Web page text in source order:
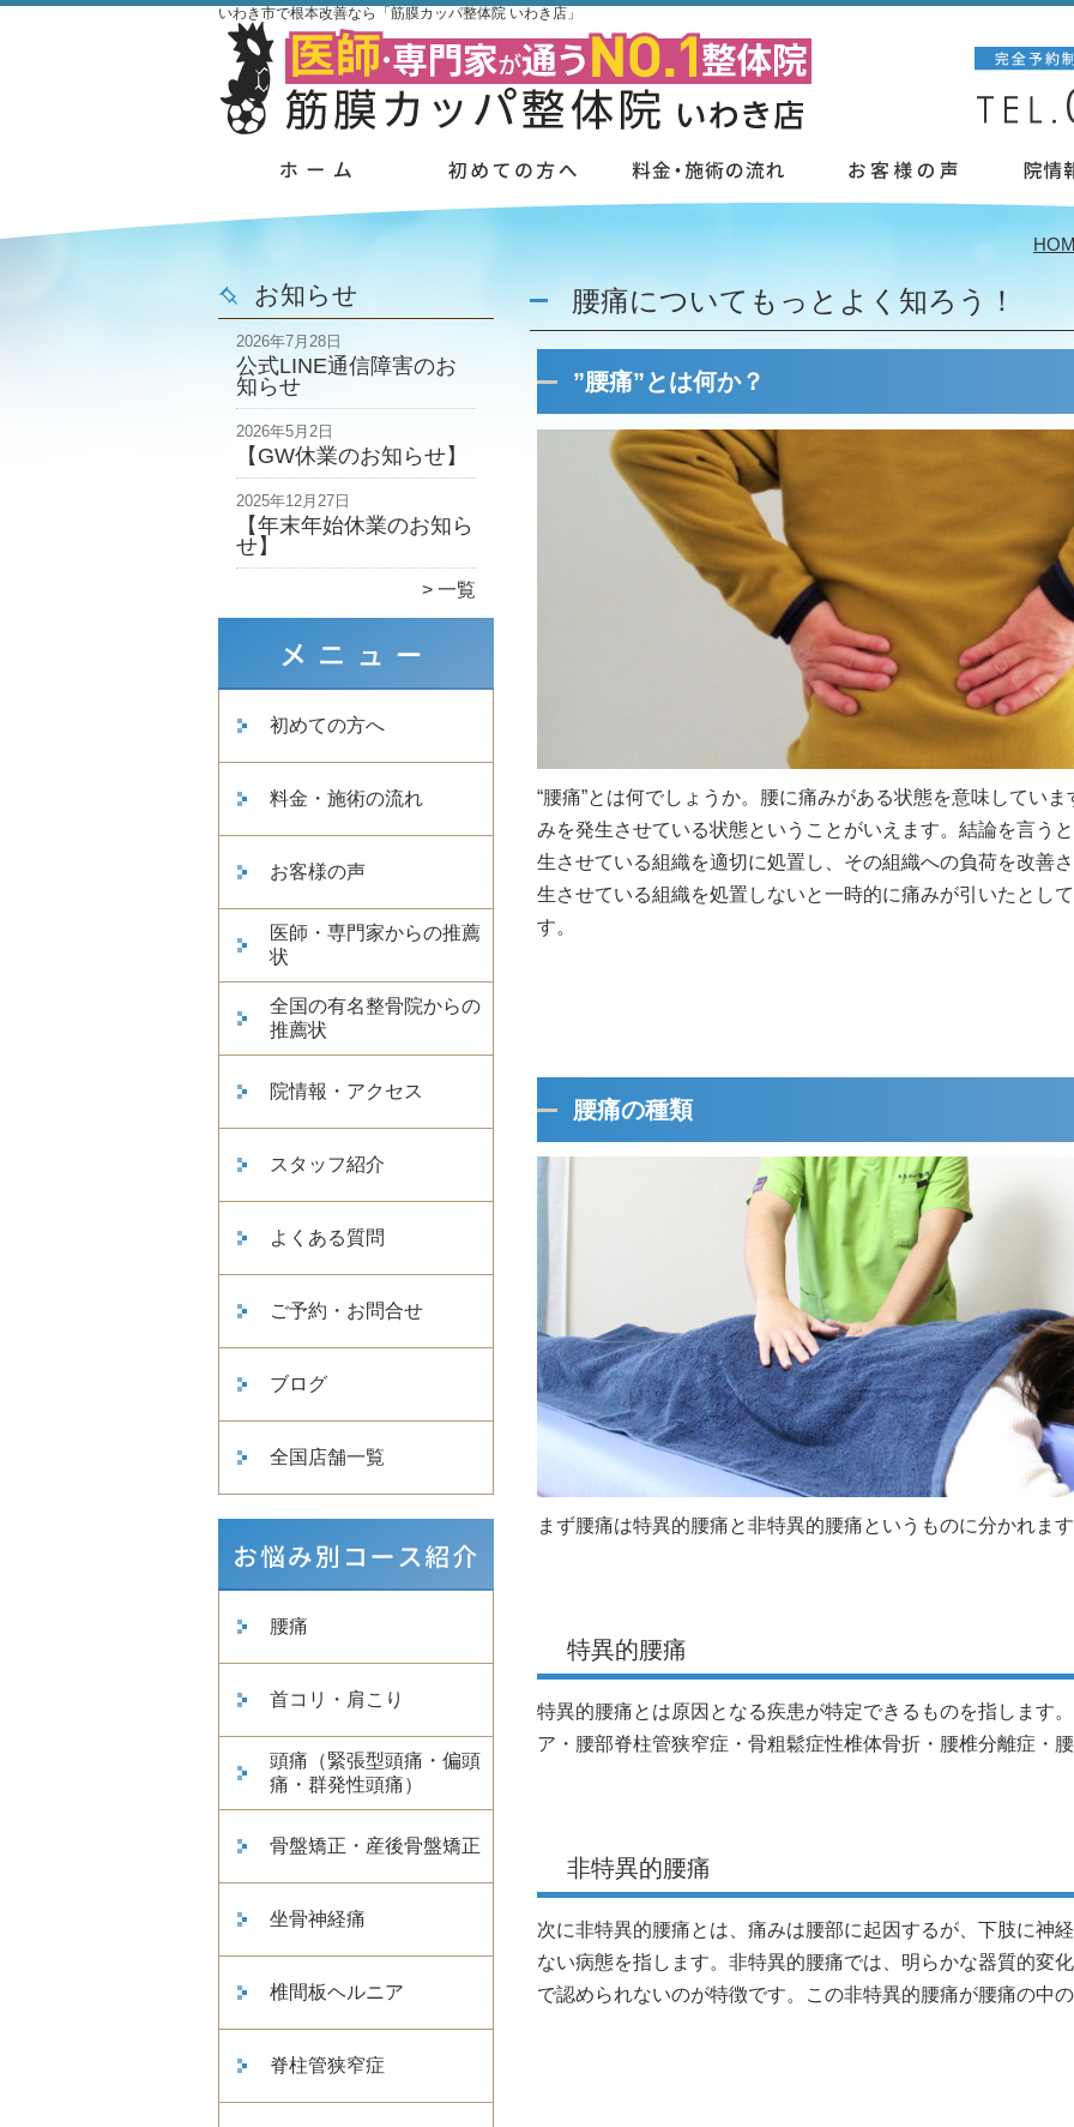
いわき市で根本改善なら「筋膜カッパ整体院 いわき店」
お知らせ
2026年7月28日
公式LINE通信障害のお
知らせ
2026年5月2日
【GW休業のお知らせ】
2025年12月27日
【年末年始休業のお知ら
せ】
一覧
初めての方へ
料金・施術の流れ
お客様の声
医師・専門家からの推薦
状
全国の有名整骨院からの
推薦状
院情報・アクセス
スタッフ紹介
よくある質問
ご予約・お問合せ
ブログ
全国店舗一覧
腰痛
首コリ・肩こり
頭痛（緊張型頭痛・偏頭
痛・群発性頭痛）
骨盤矯正・産後骨盤矯正
坐骨神経痛
椎間板ヘルニア
脊柱管狭窄症
腰痛についてもっとよく知ろう！
”腰痛”とは何か？
“腰痛”とは何でしょうか。腰に痛みがある状態を意味してい
みを発生させている状態ということがいえます。結論を言う
生させている組織を適切に処置し、その組織への負荷を改善
生させている組織を処置しないと一時的に痛みが引いたとし
す。
腰痛の種類
まず腰痛は特異的腰痛と非特異的腰痛というものに分かれま
特異的腰痛
特異的腰痛とは原因となる疾患が特定できるものを指します
ア・腰部脊柱管狭窄症・骨粗鬆症性椎体骨折・腰椎分離症・
非特異的腰痛
次に非特異的腰痛とは、痛みは腰部に起因するが、下肢に神
ない病態を指します。非特異的腰痛では、明らかな器質的変
で認められないのが特徴です。この非特異的腰痛が腰痛の中